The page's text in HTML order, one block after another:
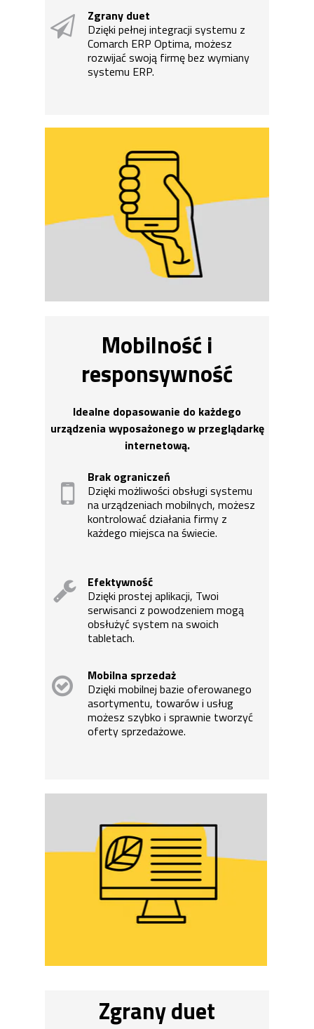
Mobilność i
responsywność
Zgrany duet
Idealne dopasowanie do każdego
urządzenia wyposażonego w przeglądarkę
internetową.
Brak ograniczeń
Dzięki możliwości obsługi systemu
na urządzeniach mobilnych, możesz
kontrolować działania firmy z
każdego miejsca na świecie.
Efektywność
Dzięki prostej aplikacji, Twoi
serwisanci z powodzeniem mogą
obsłużyć system na swoich
tabletach.
Mobilna sprzedaż
Dzięki mobilnej bazie oferowanego
asortymentu, towarów i usług
możesz szybko i sprawnie tworzyć
oferty sprzedażowe.
Zgrany duet
Dzięki pełnej integracji systemu z
Comarch ERP Optima, możesz
rozwijać swoją firmę bez wymiany
systemu ERP.